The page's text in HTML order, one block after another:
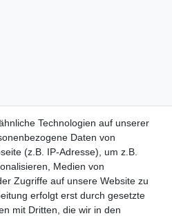
Technologien auf unserer
Daten von
(z.B. IP-Adresse), um z.B.
Medien von
Zugriffe auf unsere Website zu
erfolgt erst durch gesetzte
mit Dritten, die wir in den